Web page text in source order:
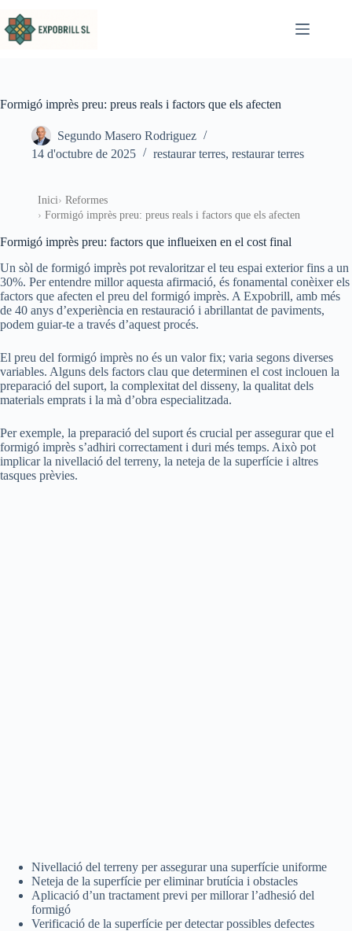
Formigó imprès preu: preus reals i factors que els afecten
Segundo Masero Rodriguez
14 d'octubre de 2025
restaurar terres, restaurar terres
Inici
Reformes
Formigó imprès preu: preus reals i factors que els afecten
Formigó imprès preu: factors que influeixen en el cost final
Un sòl de formigó imprès pot revaloritzar el teu espai exterior fins a un
30%. Per entendre millor aquesta afirmació, és fonamental conèixer els
factors que afecten el preu del formigó imprès. A Expobrill, amb més
de 40 anys d’experiència en restauració i abrillantat de paviments,
podem guiar-te a través d’aquest procés.
El preu del formigó imprès no és un valor fix; varia segons diverses
variables. Alguns dels factors clau que determinen el cost inclouen la
preparació del suport, la complexitat del disseny, la qualitat dels
materials emprats i la mà d’obra especialitzada.
Per exemple, la preparació del suport és crucial per assegurar que el
formigó imprès s’adhiri correctament i duri més temps. Això pot
implicar la nivellació del terreny, la neteja de la superfície i altres
tasques prèvies.
Nivellació del terreny per assegurar una superfície uniforme
Neteja de la superfície per eliminar brutícia i obstacles
Aplicació d’un tractament previ per millorar l’adhesió del
formigó
Verificació de la superfície per detectar possibles defectes